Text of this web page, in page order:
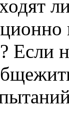
Если